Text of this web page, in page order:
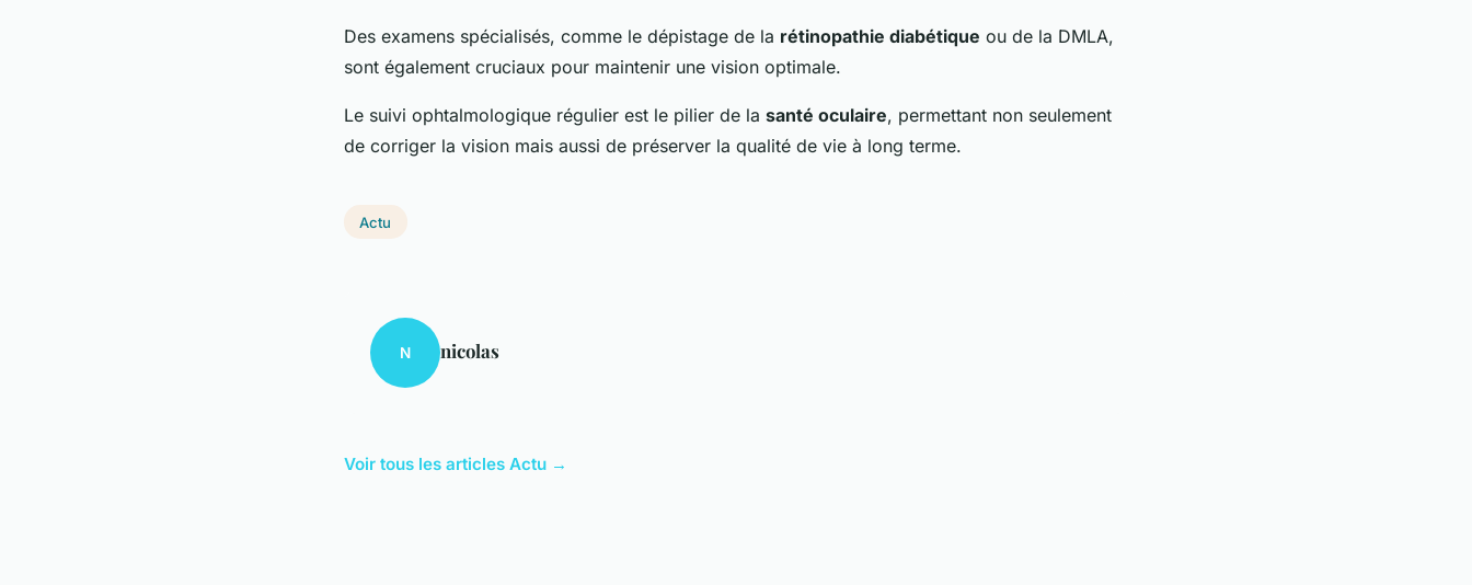
Des examens spécialisés, comme le dépistage de la rétinopathie diabétique ou de la DMLA,
sont également cruciaux pour maintenir une vision optimale.
Le suivi ophtalmologique régulier est le pilier de la santé oculaire, permettant non seulement
de corriger la vision mais aussi de préserver la qualité de vie à long terme.
Actu
N nicolas
Voir tous les articles Actu →